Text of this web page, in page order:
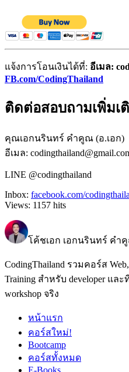
แจ้งการโอนเงินได้ที่: อีเมล:
FB.com/CodingThailand
ติดต่อสอบถามเพิ่มเ
คุณเอกนรินทร์ คำคูณ (อ.เอก)
อีเมล:
LINE @codingthailand
Inbox: facebook.com/
Views: 1157 hits
โค้ชเอก เอกนรินทร์ คำ
CodingThailand รวมคอร์ส
Training สำหรับ developer แล
workshop จริง
หน้าแรก
คอร์สใหม่!
Bootcamp
คอร์สทั้งหมด
E-Books